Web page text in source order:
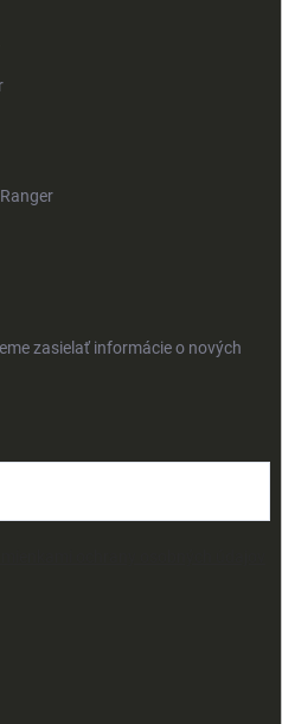
zasielať informácie o nových